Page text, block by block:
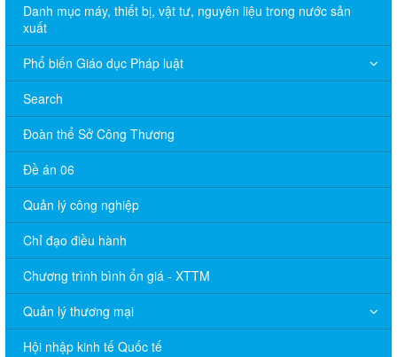
Danh mục máy, thiết bị, vật tư, nguyên liệu trong nước sản
xuất
Phổ biến Giáo dục Pháp luật
Search
Đoàn thể Sở Công Thương
Đề án 06
Quản lý công nghiệp
Chỉ đạo điều hành
Chương trình bình ổn giá - XTTM
Quản lý thương mại
Hội nhập kinh tế Quốc tế